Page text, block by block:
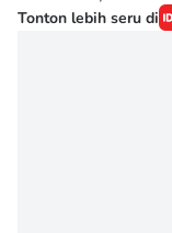
Tonton lebih seru di